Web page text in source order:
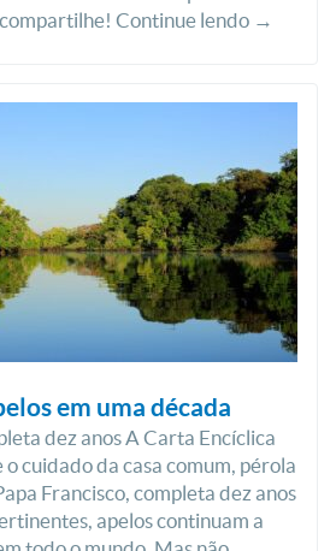
Continue lendo →
em uma década
dez anos A Carta Encíclica
o cuidado da casa comum, pérola
Francisco, completa dez anos
apelos continuam a